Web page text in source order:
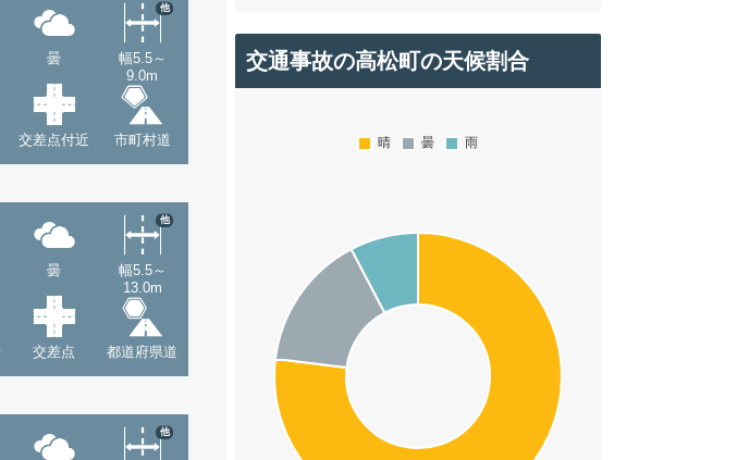
曇
幅5.5～
9.0m
他
交差点付近 市町村道
曇
幅5.5～
13.0m
他
交差点 都道府県道
他
交通事故の高松町の天候割合